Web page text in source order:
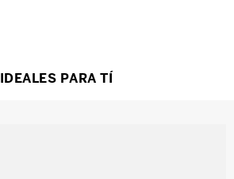
IDEALES PARA TÍ